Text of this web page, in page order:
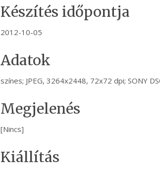
Készítés időpontja
2012-10-05
Adatok
színes; JPEG, 3264x2448, 72x72 dpi; SONY
Megjelenés
[Nincs]
Kiállítás